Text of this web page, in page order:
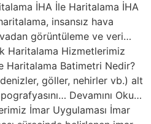
İHA İle Haritalama İHA
insansız hava
görüntüleme ve veri…
Haritalama Hizmetlerimiz
Haritalama Batimetri Nedir?
göller, nehirler vb.) alt
Devamını Oku…
İmar Uygulaması İmar